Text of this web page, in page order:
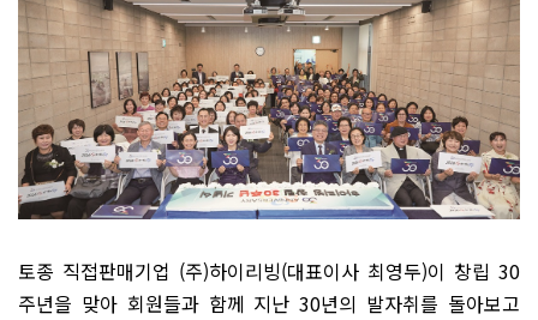
토종 직접판매기업 (주)하이리빙(대표이사 최영두)이 창립 30
주년을 맞아 회원들과 함께 지난 30년의 발자취를 돌아보고